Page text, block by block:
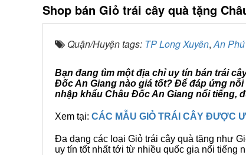
Shop bán Giỏ trái cây quà tặng
Quận/Huyện tags: TP Long Xuyên,An
Bạn đang tìm một địa chỉ uy tín bán trái
Đốc An Giang nào giá tốt? Để đáp ứng
nhập khẩu Châu Đốc An Giang nổi tiếng,
Xem tại: CÁC MẪU GIỎ TRÁI CÂY ĐƯỢC
Đa dạng các loại Giỏ trái cây quà tặng như
uy tín tốt nhất tới từ nhiều quốc gia nổi tiếng